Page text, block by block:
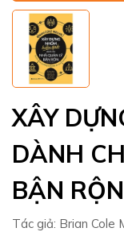
XÂY
DÀNH
BẬN RỘN
Tác giả: Brian Cole